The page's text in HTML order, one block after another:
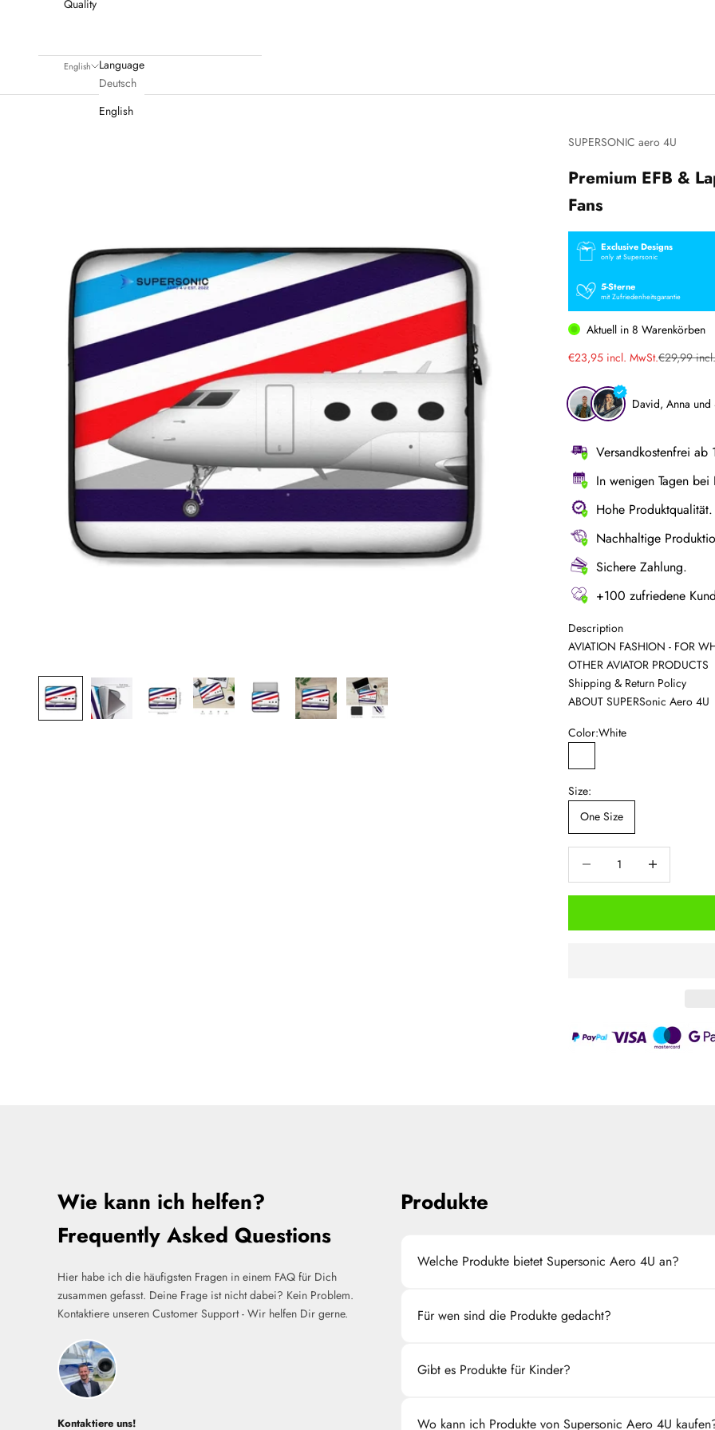
Quality
English
Language
Deutsch
English
SUPERSONIC aero 4U
Premium EFB &
Fans
Exclusive Designs
only at Supersonic
5-Sterne
mit Zufriedenheitsgarantie
Aktuell in 8 Warenkörben
Sale price
€23,95 incl. MwSt.Regular
€29,99
David, Anna und
Versandkostenfrei ab
In wenigen Tagen bei
Hohe Produktqualität.
Nachhaltige
Sichere Zahlung.
+100 zufriedene
Description
AVIATION FASHION - FOR
OTHER AVIATOR PRODUCTS
Shipping & Return Policy
ABOUT SUPERSonic Aero 4U
Color:White
Size:
One Size
Wie kann ich helfen?
Frequently Asked Questions
Hier habe ich die häufigsten Fragen in einem FAQ für Dich
zusammen gefasst. Deine Frage ist nicht dabei? Kein Problem.
Kontaktiere unseren Customer Support - Wir helfen Dir gerne.
Kontaktiere uns!
Produkte
Welche Produkte bietet Supersonic Aero 4U an?
Wir bieten eine breite Palette an Textilien, von T-Shirts
Für wen sind die Produkte gedacht?
Die Produkte sind für Piloten, Flugbegleiter, Luftfahrt-
Gibt es Produkte für Kinder?
Ja, Supersonic Aero4U bietet auch spezielle
Wo kann ich Produkte von Supersonic Aero 4U